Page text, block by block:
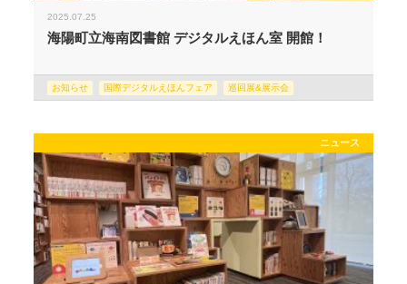
2025.07.25
海陽町立海南図書館 デジタルえほん室 開館！
お知らせ 国際デジタルえほんフェア 巡回展&展示会
ニュース